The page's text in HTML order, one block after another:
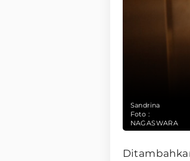
Sandrina
Foto :
NAGASWARA